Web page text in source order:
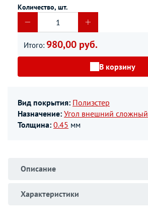
Количество, шт.
Итого: 980,00 руб.
В корзину
Вид покрытия: Полиэстер
Назначение: Угол внешний сложный
Толщина: 0.45 мм
Описание
Характеристики